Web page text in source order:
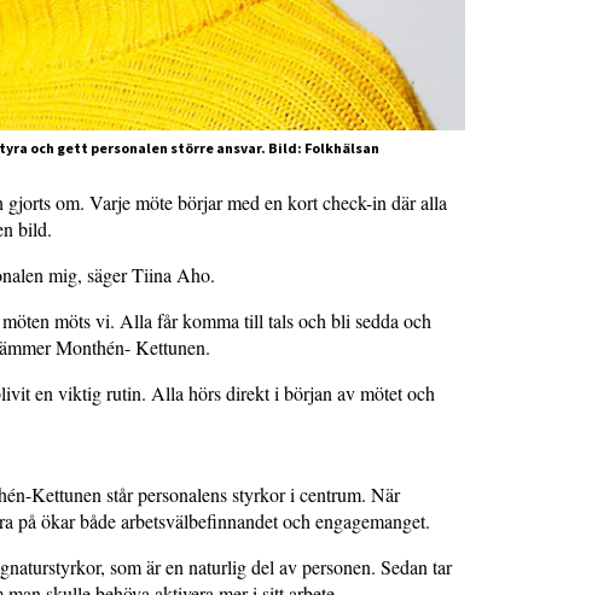
och gett personalen större ansvar. Bild: Folkhälsan
gjorts om. Varje möte börjar med en kort check-in där alla
bild.
mig, säger Tiina Aho.
möts vi. Alla får komma till tals och bli sedda och
Monthén- Kettunen.
en viktig rutin. Alla hörs direkt i början av mötet och
Kettunen står personalens styrkor i centrum. När
på ökar både arbetsvälbefinnandet och engagemanget.
som är en naturlig del av personen. Sedan tar